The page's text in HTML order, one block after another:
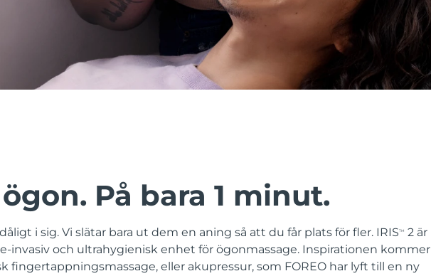
På bara 1 minut.
i sig. Vi slätar bara ut dem en aning så att du får plats för fler. IRISTM
2 är
invasiv och ultrahygienisk enhet för ögonmassage. Inspirationen kommer
fingertappningsmassage, eller akupressur, som FOREO har lyft till en ny